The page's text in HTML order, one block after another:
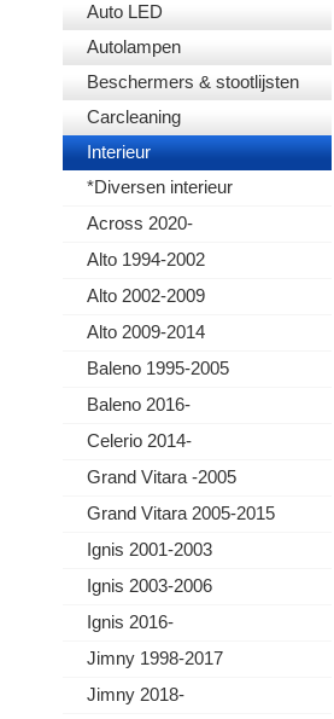
Auto LED
Autolampen
Beschermers & stootlijsten
Carcleaning
Interieur
*Diversen interieur
Across 2020-
Alto 1994-2002
Alto 2002-2009
Alto 2009-2014
Baleno 1995-2005
Baleno 2016-
Celerio 2014-
Grand Vitara -2005
Grand Vitara 2005-2015
Ignis 2001-2003
Ignis 2003-2006
Ignis 2016-
Jimny 1998-2017
Jimny 2018-